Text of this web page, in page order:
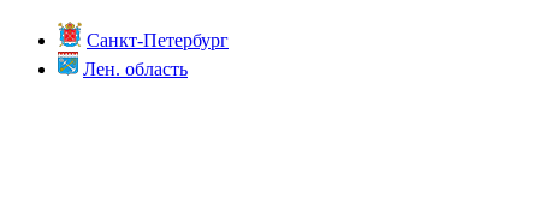
Санкт-Петербург
Лен. область